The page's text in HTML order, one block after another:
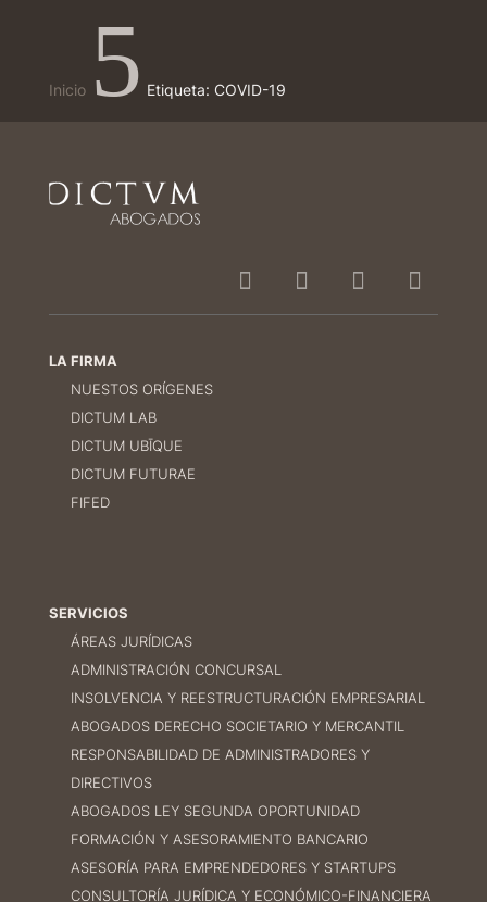
Inicio 5 Etiqueta: COVID-19
LA FIRMA
NUESTOS ORÍGENES
DICTUM LAB
DICTUM UBĪQUE
DICTUM FUTURAE
FIFED
SERVICIOS
ÁREAS JURÍDICAS
ADMINISTRACIÓN CONCURSAL
INSOLVENCIA Y REESTRUCTURACIÓN EMPRESARIAL
ABOGADOS DERECHO SOCIETARIO Y MERCANTIL
RESPONSABILIDAD DE ADMINISTRADORES Y
DIRECTIVOS
ABOGADOS LEY SEGUNDA OPORTUNIDAD
FORMACIÓN Y ASESORAMIENTO BANCARIO
ASESORÍA PARA EMPRENDEDORES Y STARTUPS
CONSULTORÍA JURÍDICA Y ECONÓMICO-FINANCIERA